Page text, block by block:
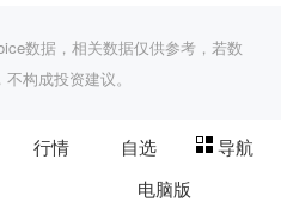
数据，相关数据仅供参考，若数
构成投资建议。
行情 自选
导航
电脑版